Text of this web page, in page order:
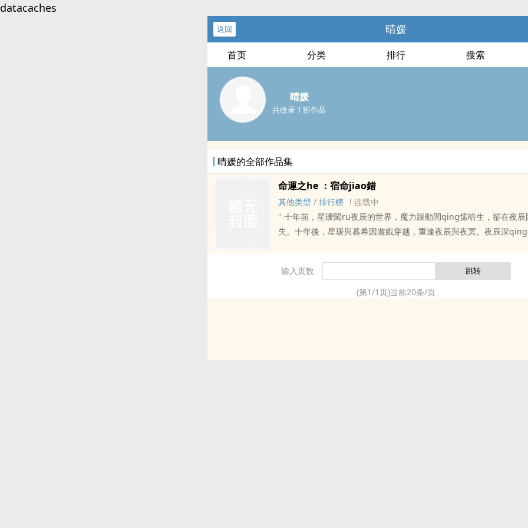
datacaches
返回 晴媛
首页 分类 排行 搜索
晴媛
共收录 1 部作品
晴媛的全部作品集
命運之he ：宿命jiao錯
其他类型 / 排行榜
连载中
" 十年前，星瑗闖ru夜辰的世界，魔力躁動間qing愫暗生，卻在夜辰眼前突然消
失。十年後，星瑗與暮希因遊戲穿越，重逢夜辰與夜冥。夜辰深qing
著未曾言明的秘密——星瑗能否解開穿越之謎？暮希會否點燃夜冥心
花閃爍，卻聞低語：就算冰封世界，只為再次抓住你的shen影。就算
因曾承諾伴你到最後。BG/穿越/現代/魔法/中二**內han高nue/非
输入页数
(第1/1页)当前20条/页